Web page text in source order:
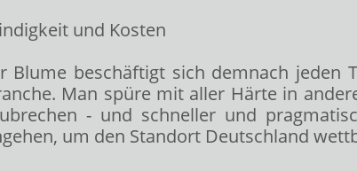
und Kosten
Blume beschäftigt sich demnach
Man spüre mit aller Härte in
- und schneller und
um den Standort Deutschland